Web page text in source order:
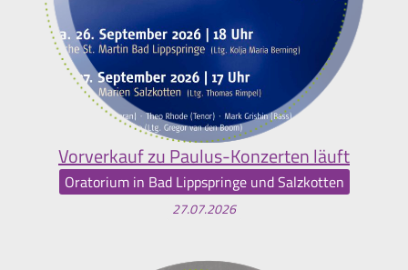
Vorverkauf zu Paulus-Konzerten läuft
Oratorium in Bad Lippspringe und Salzkotten
27.07.2026